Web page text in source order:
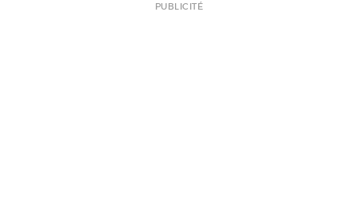
PUBLICITÉ